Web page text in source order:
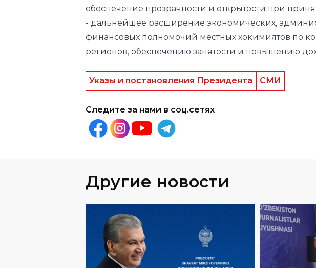
обеспечение прозрачности и открытости при
- дальнейшее расширение экономических,
финансовых полномочий местных хокимиятов по
регионов, обеспечению занятости и повышению
Указы и постановления Президента СМИ
Следите за нами в соц.сетях
Другие новости